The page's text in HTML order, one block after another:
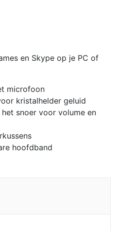
en Skype op je PC of
microfoon
kristalhelder geluid
snoer voor volume en
hoofdband